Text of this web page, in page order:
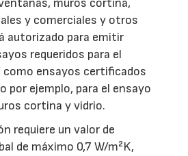
muros cortina,
y comerciales y otros
autorizado para emitir
requeridos para el
como ensayos certificados
por ejemplo, para el ensayo
cortina y vidrio.
requiere un valor de
de máximo 0,7 W/m²K,